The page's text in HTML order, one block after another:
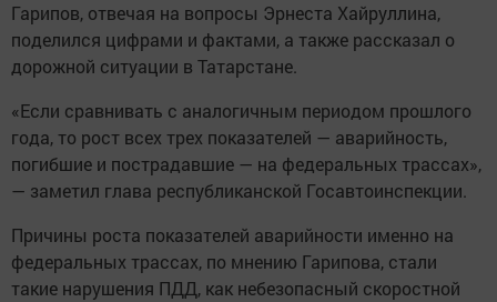
Гарипов, отвечая на вопросы Эрнеста Хайруллина,
поделился цифрами и фактами, а также рассказал о
дорожной ситуации в Татарстане.
«Если сравнивать с аналогичным периодом прошлого
года, то рост всех трех показателей — аварийность,
погибшие и пострадавшие — на федеральных трассах»,
— заметил глава республиканской Госавтоинспекции.
Причины роста показателей аварийности именно на
федеральных трассах, по мнению Гарипова, стали
такие нарушения ПДД, как небезопасный скоростной